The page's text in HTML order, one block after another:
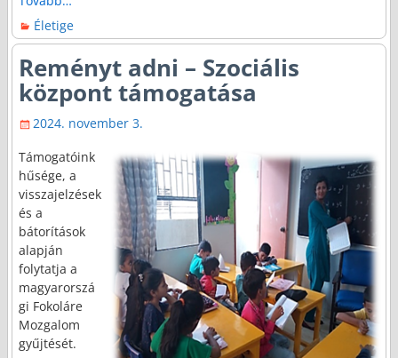
Életige
Reményt adni – Szociális
központ támogatása
2024. november 3.
Támogatóink
hűsége, a
visszajelzések
és a
bátorítások
alapján
folytatja a
magyarorszá
gi Fokoláre
Mozgalom
gyűjtését.